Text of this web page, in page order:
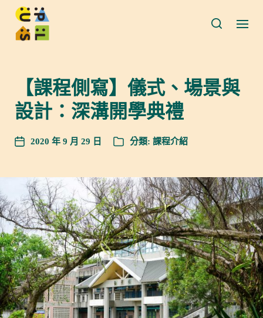
【課程側寫】儀式、場景與
設計：深溝開學典禮
2020 年 9 月 29 日 分類: 課程介紹